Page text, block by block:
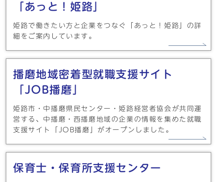
「あっと！姫路」
姫路で働きたい方と企業をつなぐ「あっと！姫路」の詳
細をご案内しています。
播磨地域密着型就職支援サイト
「JOB播磨」
姫路市・中播磨県民センター・姫路経営者協会が共同運
営する、中播磨・西播磨地域の企業の情報を集めた就職
支援サイト「JOB播磨」がオープンしました。
保育士・保育所支援センター